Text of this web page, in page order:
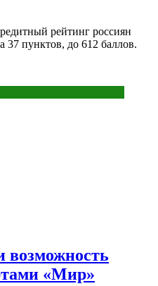
рейтинг россиян
37 пунктов, до 612 баллов.
возможность
«Мир»